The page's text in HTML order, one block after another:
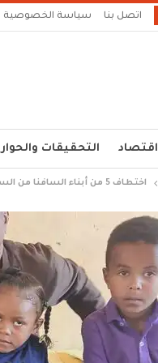
اتصل بنا سياسة الخصوصية
اقتصاد التحقيقات
اختطاف 5 من أبناء السافنا من السعودية وترحليهم إلى إثيوبيا